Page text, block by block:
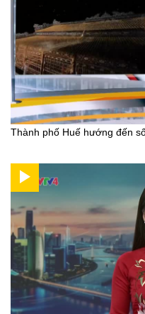
Thành phố Huế hướng đến